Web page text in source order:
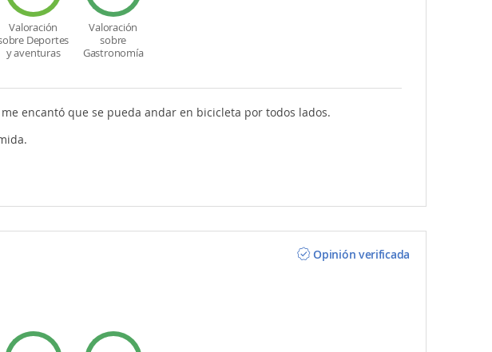
Valoración
Deportes
y aventuras
Valoración
sobre
Gastronomía
encantó que se pueda andar en bicicleta por todos lados.
Opinión verificada